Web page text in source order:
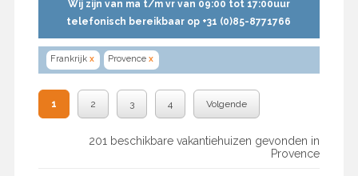
Wij zijn van ma t/m vr van 09:00 tot 17:00uur
telefonisch bereikbaar op +31 (0)85-8771766
Frankrijk x Provence x
1 2 3 4 Volgende
201 beschikbare vakantiehuizen gevonden in
Provence